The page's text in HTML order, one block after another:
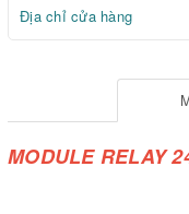
Địa chỉ cửa hàng
MODULE RELAY